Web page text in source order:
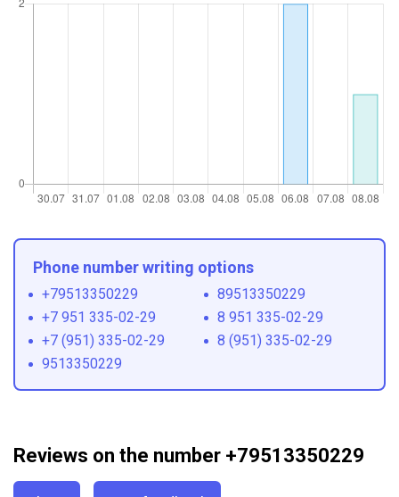
Phone number writing options
+79513350229
89513350229
+7 951 335-02-29
8 951 335-02-29
+7 (951) 335-02-29
8 (951) 335-02-29
9513350229
Reviews on the number +79513350229